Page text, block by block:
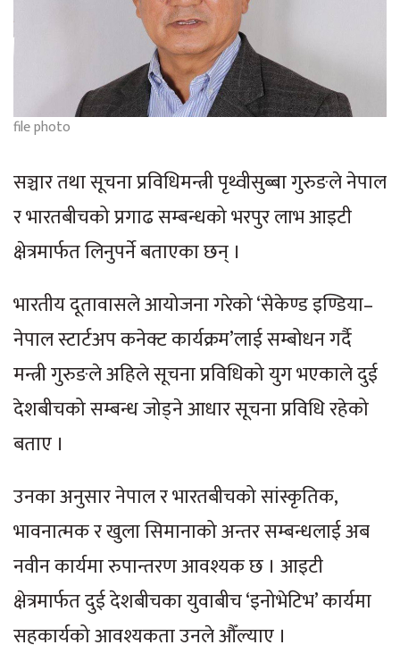
file photo
सञ्चार तथा सूचना प्रविधिमन्त्री पृथ्वीसुब्बा गुरुङले नेपाल
र भारतबीचको प्रगाढ सम्बन्धको भरपुर लाभ आइटी
क्षेत्रमार्फत लिनुपर्ने बताएका छन् ।
भारतीय दूतावासले आयोजना गरेको ‘सेकेण्ड इण्डिया–
नेपाल स्टार्टअप कनेक्ट कार्यक्रम’लाई सम्बोधन गर्दै
मन्त्री गुरुङले अहिले सूचना प्रविधिको युग भएकाले दुई
देशबीचको सम्बन्ध जोड्ने आधार सूचना प्रविधि रहेको
बताए ।
उनका अनुसार नेपाल र भारतबीचको सांस्कृतिक,
भावनात्मक र खुला सिमानाको अन्तर सम्बन्धलाई अब
नवीन कार्यमा रुपान्तरण आवश्यक छ । आइटी
क्षेत्रमार्फत दुई देशबीचका युवाबीच ‘इनोभेटिभ’ कार्यमा
सहकार्यको आवश्यकता उनले औँल्याए ।